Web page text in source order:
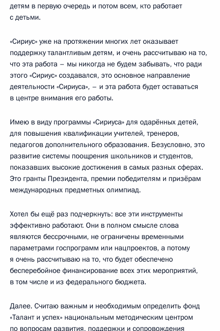
детям в первую очередь и потом всем, кто работает
с детьми.
«Сириус» уже на протяжении многих лет оказывает
поддержку талантливым детям, и очень рассчитываю на то,
что эта работа – мы никогда не будем забывать, что ради
этого «Сириус» создавался, это основное направление
деятельности «Сириуса», – и эта работа будет оставаться
в центре внимания его работы.
Имею в виду программы «Сириуса» для одарённых детей,
для повышения квалификации учителей, тренеров,
педагогов дополнительного образования. Безусловно, это
развитие системы поощрения школьников и студентов,
показавших высокие достижения в самых разных сферах.
Это гранты Президента, премии победителям и призёрам
международных предметных олимпиад.
Хотел бы ещё раз подчеркнуть: все эти инструменты
эффективно работают. Они в полном смысле слова
являются бессрочными, не ограничены временными
параметрами госпрограмм или нацпроектов, а потому
я очень рассчитываю на то, что будет обеспечено
бесперебойное финансирование всех этих мероприятий,
в том числе и из федерального бюджета.
Далее. Считаю важным и необходимым определить фонд
«Талант и успех» национальным методическим центром
по вопросам развития, поддержки и сопровождения